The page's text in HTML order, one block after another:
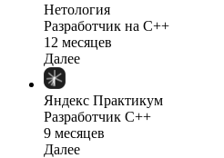
Нетология
Разработчик на C++
12 месяцев
Далее
Яндекс Практикум
Разработчик C++
9 месяцев
Далее